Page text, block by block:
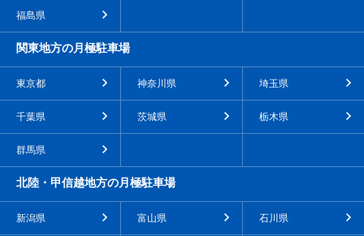
福島県
関東地方の月極駐車場
東京都 神奈川県 埼玉県
千葉県 茨城県 栃木県
群馬県
北陸・甲信越地方の月極駐車場
新潟県 富山県 石川県